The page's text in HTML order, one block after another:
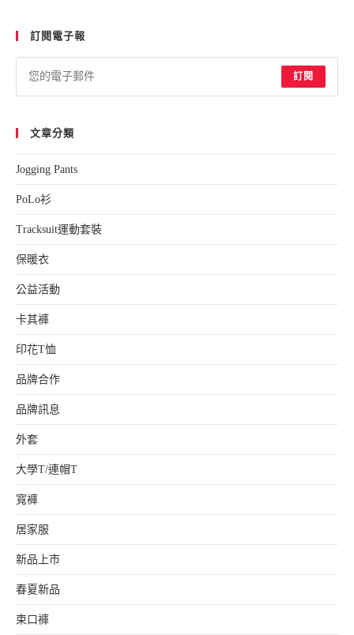
訂閱電子報
訂閱
文章分類
Jogging Pants
PoLo衫
Tracksuit運動套裝
保暖衣
公益活動
卡其褲
印花T恤
品牌合作
品牌訊息
外套
大學T/連帽T
寬褲
居家服
新品上市
春夏新品
束口褲